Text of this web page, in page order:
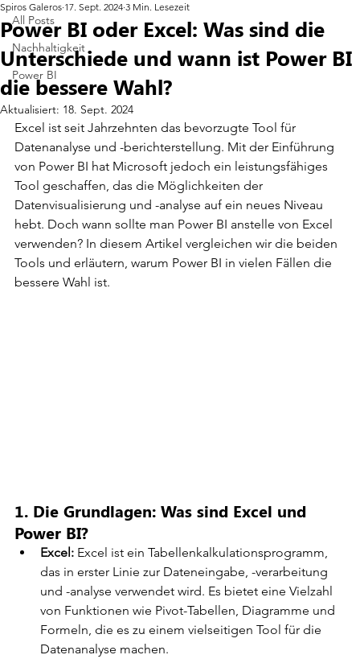
All Posts
Nachhaltigkeit
Power BI
Power BI oder Excel: Was sind die
Unterschiede und wann ist Power BI
die bessere Wahl?
Spiros Galeros 17. Sept. 2024 3 Min. Lesezeit
Aktualisiert: 18. Sept. 2024
Excel ist seit Jahrzehnten das bevorzugte Tool für
Datenanalyse und -berichterstellung. Mit der Einführung
von Power BI hat Microsoft jedoch ein leistungsfähiges
Tool geschaffen, das die Möglichkeiten der
Datenvisualisierung und -analyse auf ein neues Niveau
hebt. Doch wann sollte man Power BI anstelle von Excel
verwenden? In diesem Artikel vergleichen wir die beiden
Tools und erläutern, warum Power BI in vielen Fällen die
bessere Wahl ist.
1. Die Grundlagen: Was sind Excel und
Power BI?
Excel: Excel ist ein Tabellenkalkulationsprogramm,
das in erster Linie zur Dateneingabe, -verarbeitung
und -analyse verwendet wird. Es bietet eine Vielzahl
von Funktionen wie Pivot-Tabellen, Diagramme und
Formeln, die es zu einem vielseitigen Tool für die
Datenanalyse machen.